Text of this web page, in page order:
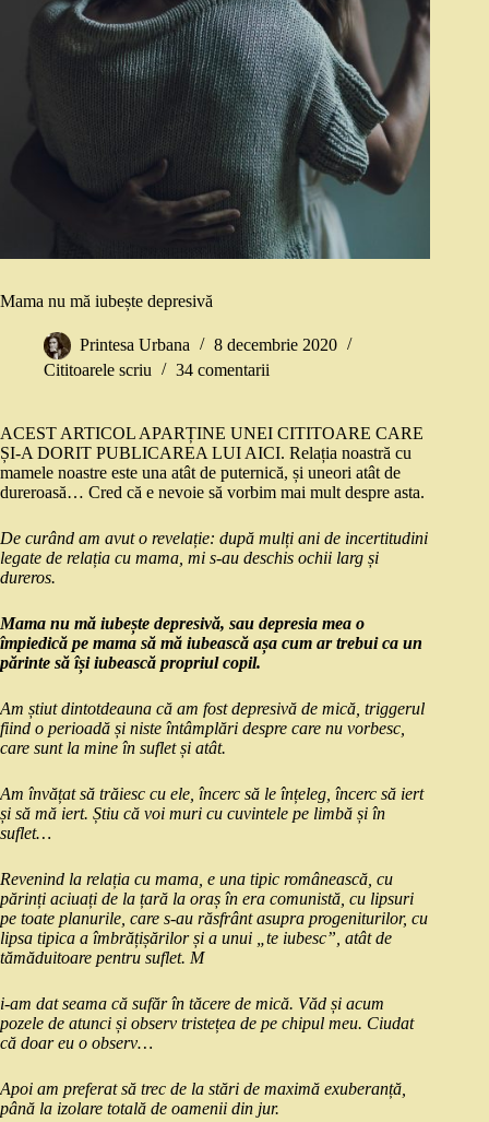
Mama nu mă iubește depresivă
Printesa Urbana
8 decembrie 2020
Cititoarele scriu
34 comentarii
ACEST ARTICOL APARȚINE UNEI CITITOARE CARE
ȘI-A DORIT PUBLICAREA LUI AICI. Relația noastră cu
mamele noastre este una atât de puternică, și uneori atât de
dureroasă… Cred că e nevoie să vorbim mai mult despre asta.
De curând am avut o revelație: după mulți ani de incertitudini
legate de relația cu mama mi s-au deschis ochii larg și
dureros.
Mama nu mă iubește depresivă, sau depresia mea o
împiedică pe mama să mă iubească așa cum ar trebuica un
părinte să își iubească propriul copil.
Am știut dintotdeauna că am fostdepresivă de mică , triggerul
fiind o perioadă și niste întâmplări despre care nu vorbesc,
care sunt la mine în suflet și atât.
Am învățat să trăiesc cu ele, încerc să le înțeleg, încerc să iert
și să mă iert. Știu că voi muri cu cuvintele pe limbă și în
suflet…
Revenind la relația cu mama , e una tipic românească , cu
părinți aciuați de la țară la oraș în era comunistă , cu lipsuri
pe toate planurile, care s-au răsfrânt asupra progeniturilor, cu
lipsa tipica a îmbrățișărilor și a unui „te iubesc”, atâtde
tămăduitoare pentru suflet. M
i-am datseama că sufăr în tăcere de mică. Văd și acum
pozele de atunci și observ tristețea de pe chipul meu. Ciudat
că doar eu o observ…
Apoi am preferatsă trec de la stări de maximă exuberanță
până la izolare totală de oamenii din jur.